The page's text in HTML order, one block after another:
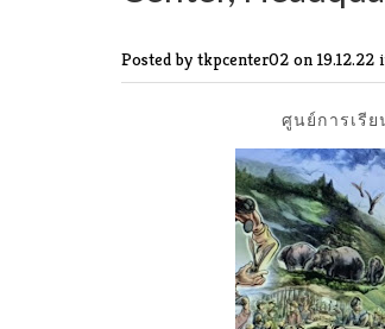
Posted by tkpcenter02 on 19.12.22
ศูนย์การเรี